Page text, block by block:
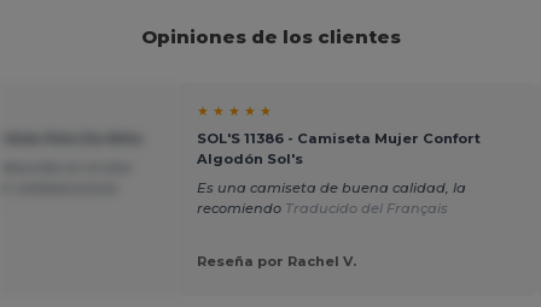
Opiniones de los clientes
★ ★ ★ ★ ★
SOL'S 11386 - Camiseta Mujer Confort
Algodón Sol's
Es una camiseta de buena calidad, la
recomiendo Traducido del Français
Reseña por Rachel V.